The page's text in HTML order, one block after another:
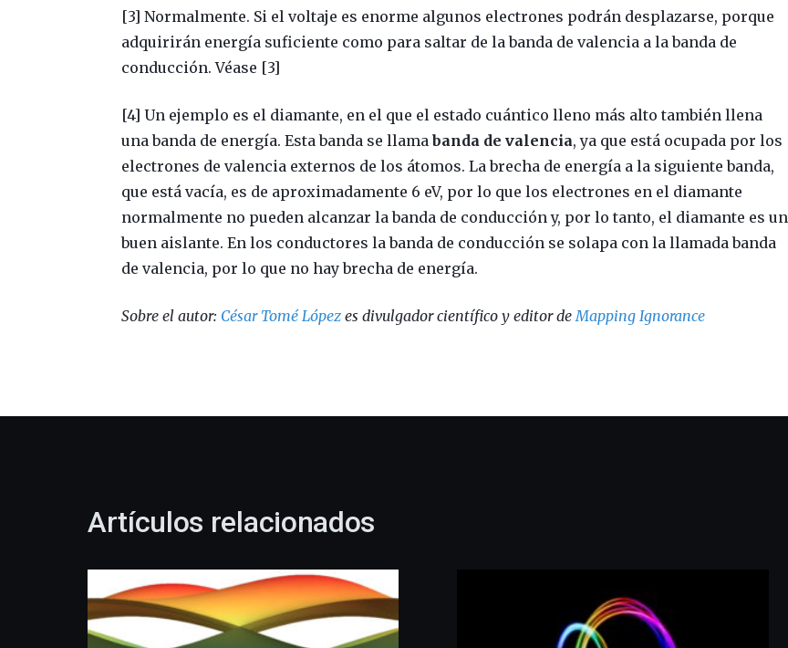
[3] Normalmente. Si el voltaje es enorme algunos electrones podrán desplazarse, porque
adquirirán energía suficiente como para saltar de la banda de valencia a la banda de
conducción. Véase [3]
[4] Un ejemplo es el diamante, en el que el estado cuántico lleno más alto también llena
una banda de energía. Esta banda se llamabanda de valencia, ya que está ocupada por los
electrones de valencia externos de los átomos. La brecha de energía a la siguiente banda,
que está vacía, es de aproximadamente 6 eV, por lo que los electrones en el diamante
normalmente no pueden alcanzar la banda de conducción y, por lo tanto, el diamante es un
buen aislante. En los conductores la banda de conducción se solapa con la llamada banda
de valencia, por lo que no hay brecha de energía.
Sobre el autor: César Tomé López es divulgador científico y editor de Mapping Ignorance
Artículos relacionados